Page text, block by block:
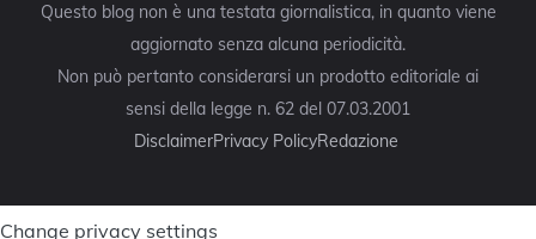
Questo blog non è una testata giornalistica, in quanto viene
aggiornato senza alcuna periodicità.
Non può pertanto considerarsi un prodotto editoriale ai
sensi della legge n. 62 del 07.03.2001
DisclaimerPrivacy PolicyRedazione
Change privacy settings